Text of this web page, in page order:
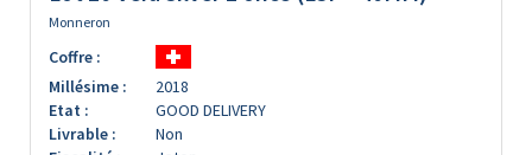
Monneron
Coffre :
Millésime :
2018
Etat :
GOOD DELIVERY
Livrable :
Non